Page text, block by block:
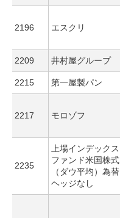
2196 エスクリ
2209 井村屋グループ
2215 第一屋製パン
2217 モロゾフ
2235
上場インデックス
ファンド米国株式
（ダウ平均）為替
ヘッジなし